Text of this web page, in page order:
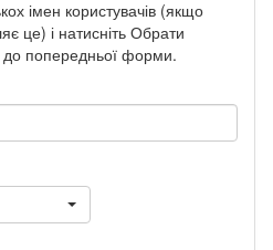
імен користувачів (якщо
це) і натисніть Обрати
до попередньої форми.